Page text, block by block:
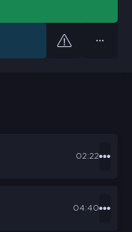
02:22
04:40